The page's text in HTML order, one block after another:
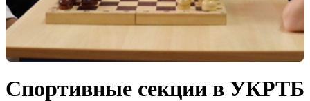
Спортивные секции в УКРТБ